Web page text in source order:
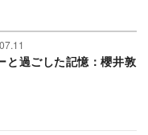
と過ごした記憶：櫻井敦